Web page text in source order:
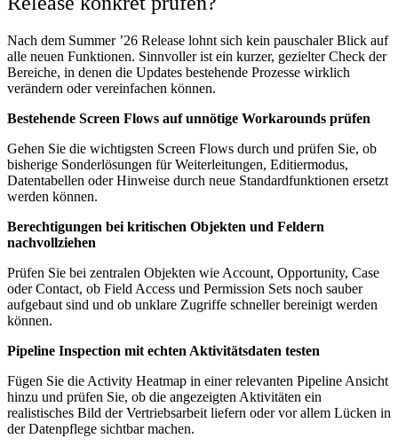
Nach dem Summer ’26 Release lohnt sich kein pauschaler Blick auf
alle neuen Funktionen. Sinnvoller ist ein kurzer, gezielter Check der
Bereiche, in denen die Updates bestehende Prozesse wirklich
verändern oder vereinfachen können.
Bestehende Screen Flows auf unnötige Workarounds prüfen
Gehen Sie die wichtigsten Screen Flows durch und prüfen Sie, ob
bisherige Sonderlösungen für Weiterleitungen, Editiermodus,
Datentabellen oder Hinweise durch neue Standardfunktionen ersetzt
werden können.
Berechtigungen bei kritischen Objekten und Feldern
nachvollziehen
Prüfen Sie bei zentralen Objekten wie Account, Opportunity, Case
oder Contact, ob Field Access und Permission Sets noch sauber
aufgebaut sind und ob unklare Zugriffe schneller bereinigt werden
können.
Pipeline Inspection mit echten Aktivitätsdaten testen
Fügen Sie die Activity Heatmap in einer relevanten Pipeline Ansicht
hinzu und prüfen Sie, ob die angezeigten Aktivitäten ein
realistisches Bild der Vertriebsarbeit liefern oder vor allem Lücken in
der Datenpflege sichtbar machen.